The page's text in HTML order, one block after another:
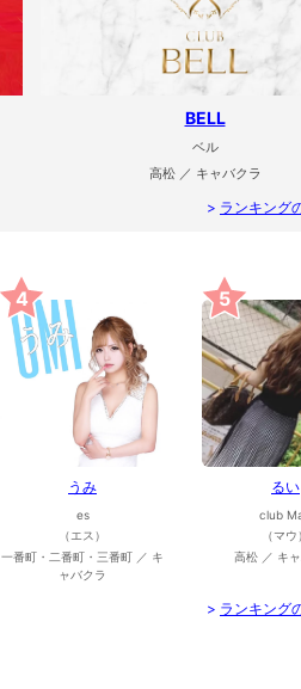
BELL
ベル
高松 ／ キャバクラ
> ランキング
4
うみ
es
（エス）
一番町・二番町・三番町 ／ キ
ャバクラ
5
るい
club
（マウ）
高松 ／ キ
> ランキング